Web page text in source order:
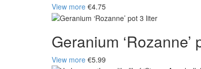
View more €4.75
Geranium ‘Rozanne’
View more €5.99